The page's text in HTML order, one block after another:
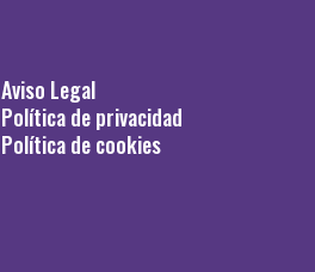
Aviso Legal
Política de privacidad
Política de cookies